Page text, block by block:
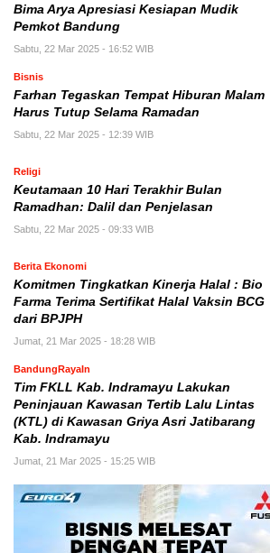
Bima Arya Apresiasi Kesiapan Mudik
Pemkot Bandung
Sabtu, 22 Mar 2025 - 16:52 WIB
Bisnis
Farhan Tegaskan Tempat Hiburan Malam
Harus Tutup Selama Ramadan
Sabtu, 22 Mar 2025 - 12:39 WIB
Religi
Keutamaan 10 Hari Terakhir Bulan
Ramadhan: Dalil dan Penjelasan
Sabtu, 22 Mar 2025 - 09:33 WIB
Berita Ekonomi
Komitmen Tingkatkan Kinerja Halal : Bio
Farma Terima Sertifikat Halal Vaksin BCG
dari BPJPH
Jumat, 21 Mar 2025 - 18:28 WIB
BandungRayaIn
Tim FKLL Kab. Indramayu Lakukan
Peninjauan Kawasan Tertib Lalu Lintas
(KTL) di Kawasan Griya Asri Jatibarang
Kab. Indramayu
Jumat, 21 Mar 2025 - 15:25 WIB